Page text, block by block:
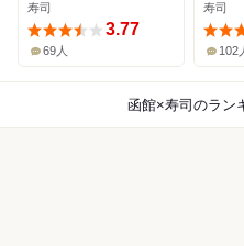
寿司
3.77
69人
寿司
102
函館×寿司 のラン